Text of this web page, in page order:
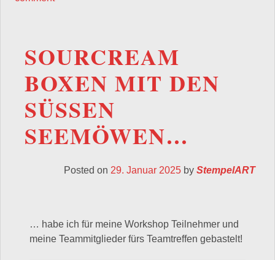
SOURCREAM
BOXEN MIT DEN
SÜSSEN
SEEMÖWEN…
Posted on 29. Januar 2025 by StempelART
… habe ich für meine Workshop Teilnehmer und
meine Teammitglieder fürs Teamtreffen gebastelt!